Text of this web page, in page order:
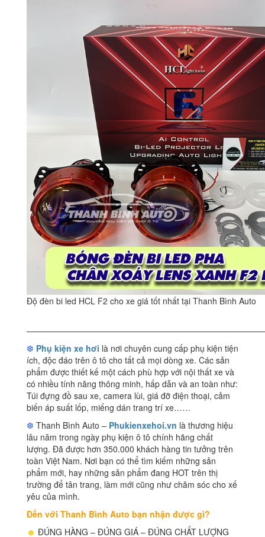
Độ đèn bi led HCL F2 cho xe giá tốt nhất tại Thanh Bình Auto
❆ Phụ kiện xe hơi là nơi chuyên cung cấp phụ kiện tiện
ích, độc đáo trên ô tô cho tất cả mọi dòng xe. Các sản
phẩm được thiết kế một cách phù hợp với nội thất xe và
có nhiều tính năng thông minh, hấp dẫn và an toàn như:
Túi đựng đồ sau xe, camera lùi, giá đỡ điện thoại, cảm
biến áp suất lốp, miếng dán trang trí xe……
❆ Thanh Bình Auto – Phukienxehoi.vn là thương hiệu
lâu năm trong ngày phụ kiện ô tô chính hãng chất
lượng. Đã được hơn 350.000 khách hàng tin tưởng trên
toàn Việt Nam. Nơi bạn có thể tìm kiếm những sản
phẩm mới, hay những sản phẩm đang HOT trên thị
trường để tân trang, làm mới cũng như chăm sóc cho xế
yêu của mình.
Đến với Thanh Bình Auto bạn nhận được gì?
☻ ĐÚNG HÀNG – ĐÚNG GIÁ – ĐÚNG CHẤT LƯỢNG